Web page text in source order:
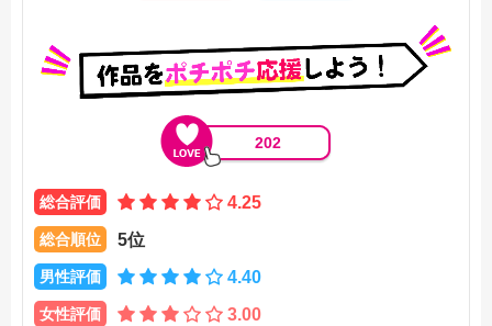
202
総合評価 4.25
総合順位 5位
男性評価 4.40
女性評価 3.00